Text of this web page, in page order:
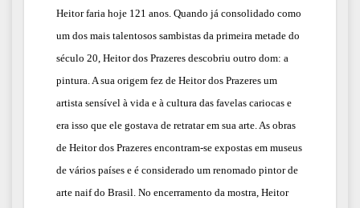
Heitor faria hoje 121 anos. Quando já consolidado como
um dos mais talentosos sambistas da primeira metade do
século 20, Heitor dos Prazeres descobriu outro dom: a
pintura. A sua origem fez de Heitor dos Prazeres um
artista sensível à vida e à cultura das favelas cariocas e
era isso que ele gostava de retratar em sua arte. As obras
de Heitor dos Prazeres encontram-se expostas em museus
de vários países e é considerado um renomado pintor de
arte naif do Brasil. No encerramento da mostra, Heitor